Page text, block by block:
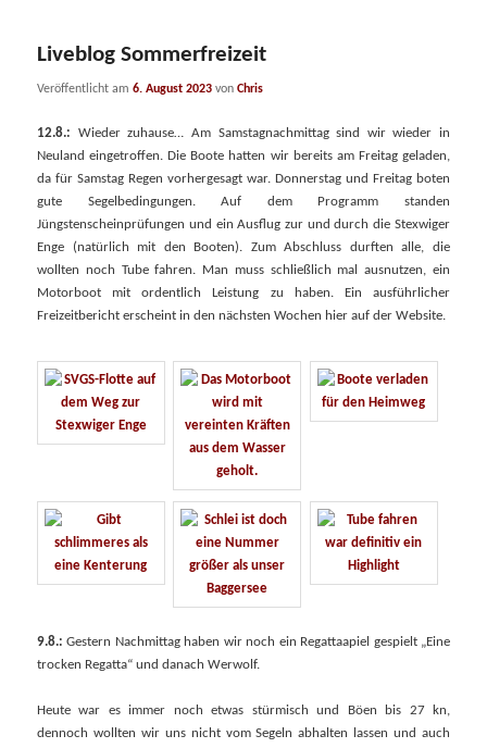
Liveblog Sommerfreizeit
Veröffentlicht am6. August 2023 vonChris
12.8.: Wieder zuhause… Am Samstagnachmittag sind wir wieder in
Neuland eingetroffen. Die Boote hatten wir bereits am Freitag geladen,
da für Samstag Regen vorhergesagt war. Donnerstag und Freitag boten
gute Segelbedingungen. Auf dem Programm standen
Jüngstenscheinprüfungen und ein Ausflug zur und durch die Stexwiger
Enge (natürlich mit den Booten). Zum Abschluss durften alle, die
wollten noch Tube fahren. Man muss schließlich mal ausnutzen, ein
Motorboot mit ordentlich Leistung zu haben. Ein ausführlicher
Freizeitbericht erscheint in den nächsten Wochen hier auf der Website.
9.8.: Gestern Nachmittag haben wir noch ein Regattaapiel gespielt „Eine
trocken Regatta“ und danach Werwolf.
Heute war es immer noch etwas stürmisch und Böen bis 27 kn,
dennoch wollten wir uns nicht vom Segeln abhalten lassen und auch